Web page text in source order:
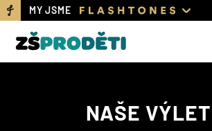
MY JSME
NAŠE